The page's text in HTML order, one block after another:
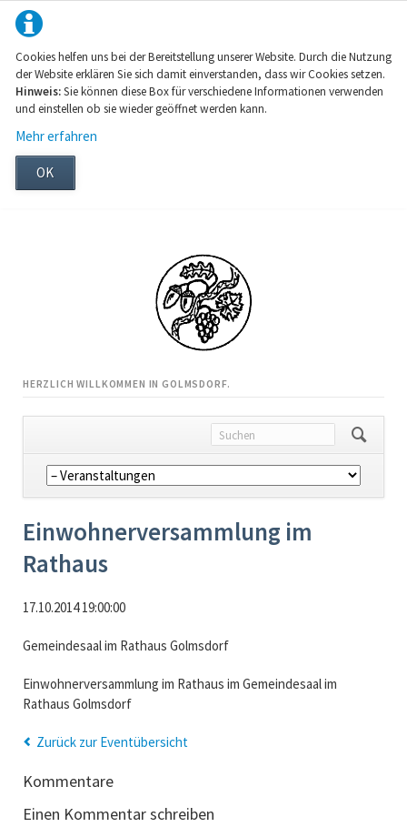
Cookies helfen uns bei der Bereitstellung unserer Website. Durch die Nutzung
der Website erklären Sie sich damit einverstanden, dass wir Cookies setzen.
Hinweis:Sie können diese Box für verschiedene Informationen verwenden
und einstellen ob sie wieder geöffnet werden kann.
Mehr erfahren
OK
HERZLICH WILLKOMMEN IN GOLMSDORF.
Navigation
überspringen
Einwohnerversammlung im
Rathaus
17.10.2014 19:00:00
Gemeindesaal im Rathaus Golmsdorf
Einwohnerversammlung im Rathaus im Gemeindesaal im
Rathaus Golmsdorf
Zurück zur Eventübersicht
Kommentare
Einen Kommentar schreiben